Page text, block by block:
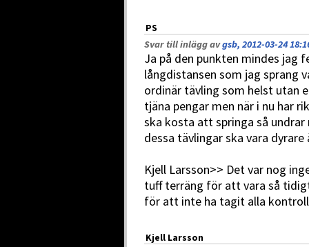
PS
Svar till inlägg avgsb, 2012-03-24
Ja på den punkten mindes jag
långdistansen som jag sprang
ordinär tävling som helst utan
tjäna pengar men när i nu har
ska kosta att springa så
dessa tävlingar ska vara dyrare
Kjell Larsson>> Det var nog
tuff terräng för att vara så
för att inte ha tagit alla
Kjell Larsson